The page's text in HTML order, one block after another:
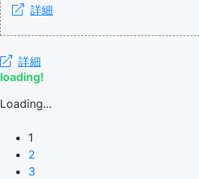
詳細
詳細
loading!
Loading...
1
2
3